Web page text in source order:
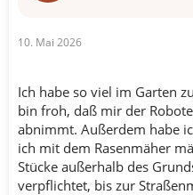
10. Mai 2026
Ich habe so viel im Garten
bin froh, daß mir der
abnimmt. Außerdem habe
ich mit dem Rasenmäher
Stücke außerhalb des
verpflichtet, bis zur